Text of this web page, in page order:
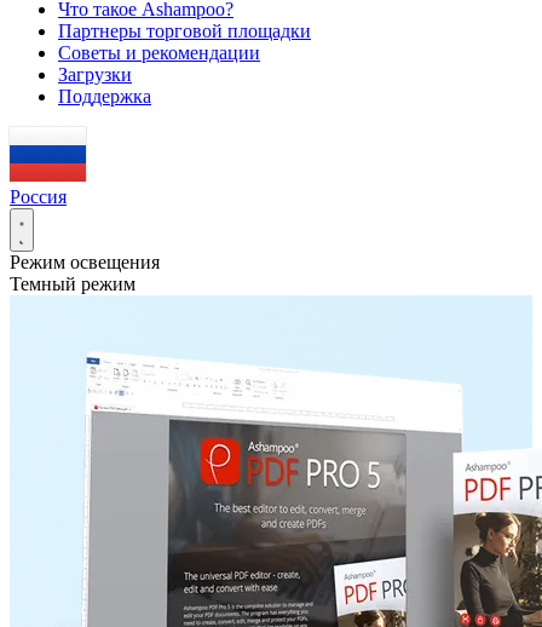
Что такое Ashampoo?
Партнеры торговой площадки
Советы и рекомендации
Загрузки
Поддержка
Россия
Режим освещения
Темный режим